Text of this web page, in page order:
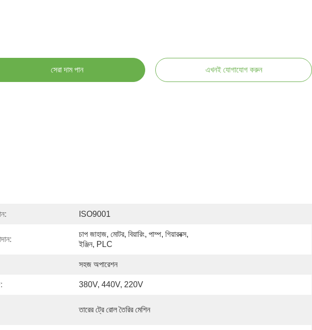
সেরা দাম পান এখনই যোগাযোগ করুন
ISO9001
চাপ জাহাজ, মোটর, বিয়ারিং, পাম্প, গিয়ারবক্স,
ইঞ্জিন, PLC
সহজ অপারেশন
380V, 440V, 220V
তারের ট্রে রোল তৈরির মেশিন